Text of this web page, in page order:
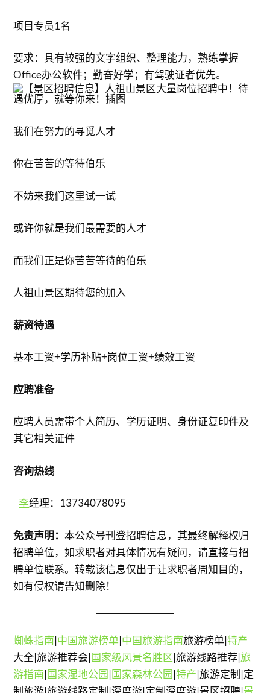
项目专员1名
要求：具有较强的文字组织、整理能力，熟练掌握
Office办公软件；勤奋好学；有驾驶证者优先。
我们在努力的寻觅人才
你在苦苦的等待伯乐
不妨来我们这里试一试
或许你就是我们最需要的人才
而我们正是你苦苦等待的伯乐
人祖山景区期待您的加入
薪资待遇
基本工资+学历补贴+岗位工资+绩效工资
应聘准备
应聘人员需带个人简历、学历证明、身份证复印件及
其它相关证件
咨询热线
李经理：13734078095
免责声明：本公众号刊登招聘信息，其最终解释权归
招聘单位，如求职者对具体情况有疑问，请直接与招
聘单位联系。转载该信息仅出于让求职者周知目的，
如有侵权请告知删除！
蜘蛛指南|中国旅游榜单|中国旅游指南旅游榜单|特产
大全|旅游推荐会|国家级风景名胜区|旅游线路推荐|旅
游指南|国家湿地公园|国家森林公园|特产|旅游定制|定